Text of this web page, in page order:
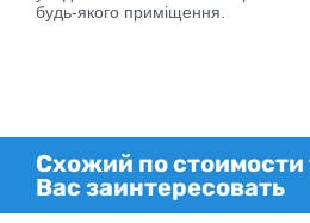
будь-якого приміщення.
Схожий по
Вас заинтересовать